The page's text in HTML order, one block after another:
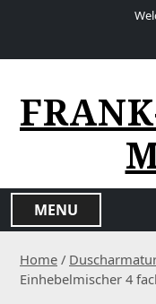
MENU
Home /
Einhebelmischer 4